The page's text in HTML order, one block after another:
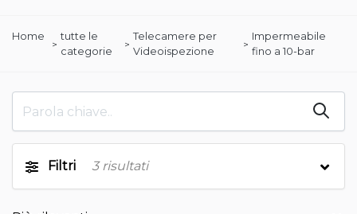
Home
tutte le
categorie
Telecamere per
Videoispezione
Impermeabile
fino a 10-bar
Filtri 3risultati